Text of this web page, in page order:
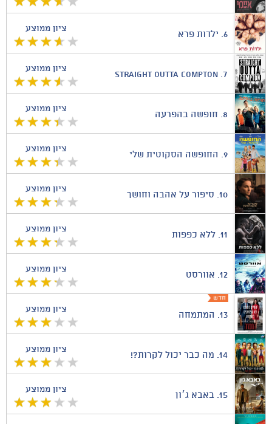
ציון ממוצע
6. ילדות פרא
ציון ממוצע
7.
Straight Outta Compton
ציון ממוצע
8. חופשה בהפרעה
ציון ממוצע
9. החופשה הסקוטית שלי
ציון ממוצע
10. סיפור על אהבה וחושך
ציון ממוצע
11. ללא כפפות
ציון ממוצע
12. אוורסט
ציון ממוצע
13. המתמחה
ציון ממוצע
14. מה כבר יכול לקרות?!
ציון ממוצע
15. באבא ג׳ון